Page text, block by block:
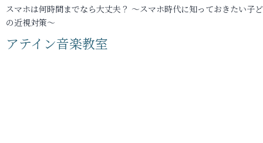
スマホは何時間までなら大丈夫？ ～スマホ時代に知っておきたい子
の近視対策～
アテイン音楽教室